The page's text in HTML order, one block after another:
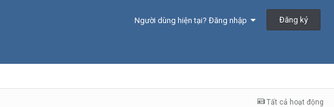
Người dùng hiện tại? Đăng nhập Đăng ký
Tất cả hoạt động